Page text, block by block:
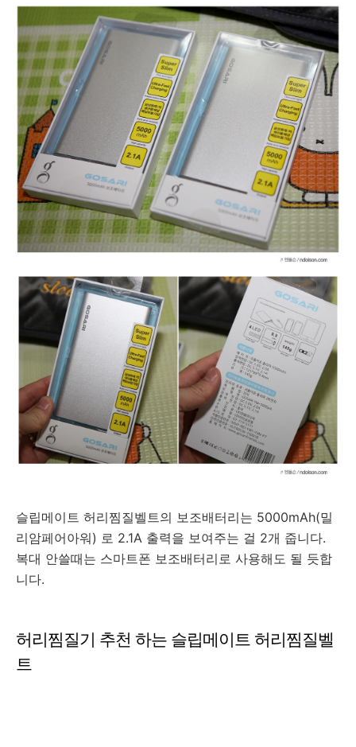
슬립메이트 허리찜질벨트의 보조배터리는 5000mAh(밀
리암페어아워) 로 2.1A 출력을 보여주는 걸 2개 줍니다.
복대 안쓸때는 스마트폰 보조배터리로 사용해도 될 듯합
니다.
허리찜질기 추천 하는 슬립메이트 허리찜질벨
트